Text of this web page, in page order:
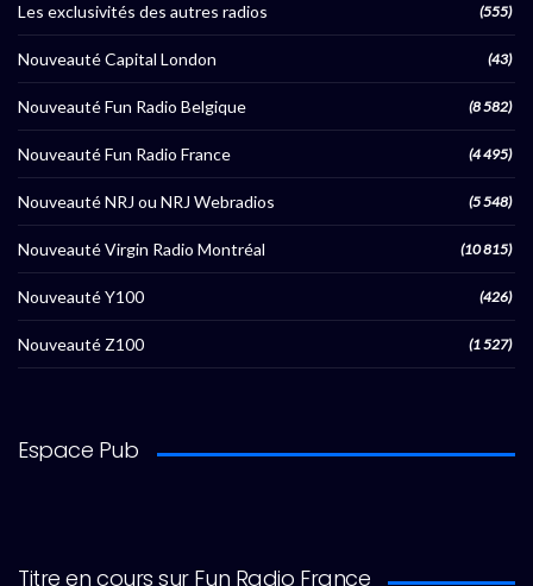
Les exclusivités des autres radios (555)
Nouveauté Capital London (43)
Nouveauté Fun Radio Belgique (8 582)
Nouveauté Fun Radio France (4 495)
Nouveauté NRJ ou NRJ Webradios (5 548)
Nouveauté Virgin Radio Montréal (10 815)
Nouveauté Y100 (426)
Nouveauté Z100 (1 527)
Espace Pub
Titre en cours sur Fun Radio France